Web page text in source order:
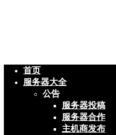
首页
服务器大全
公告
服务器投稿
服务器合作
主机商发布